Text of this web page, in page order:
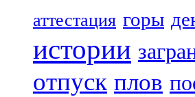
аттестация горы
истории
отпуск плов